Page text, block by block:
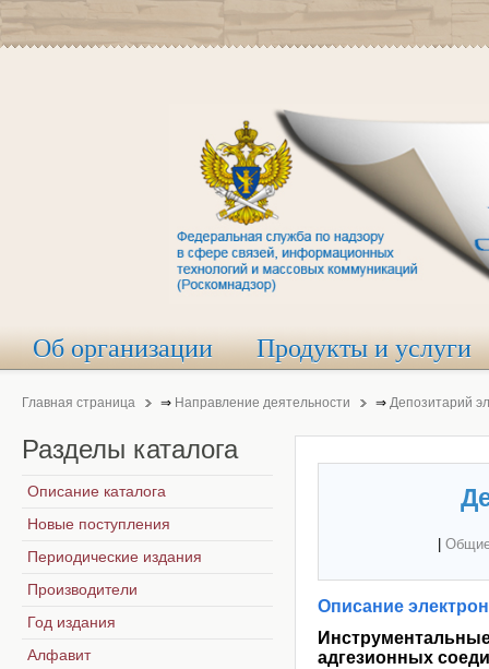
Об организации Продукты и услуги
Главная страница ⇒ Направление деятельности ⇒ Депозитарий
Описание
адгезионных
Разделы каталога
Описание каталога
Новые поступления
Периодические издания
Производители
Год издания
Алфавит